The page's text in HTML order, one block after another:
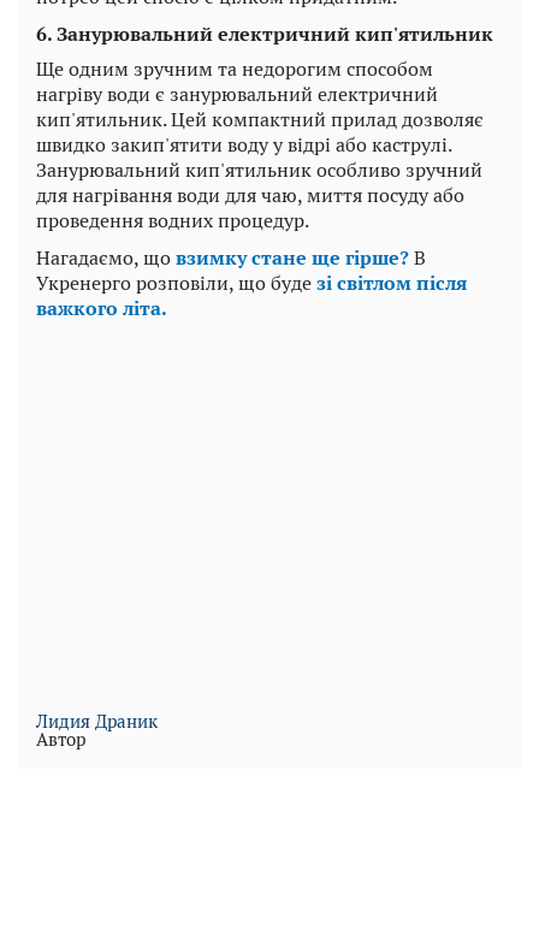
6. Занурювальний електричний кип'ятильник
Ще одним зручним та недорогим способом
нагріву води є занурювальний електричний
кип'ятильник. Цей компактний прилад дозволяє
швидко закип'ятити воду у відрі або каструлі.
Занурювальний кип'ятильник особливо зручний
для нагрівання води для чаю, миття посуду або
проведення водних процедур.
Нагадаємо, щовзимку стане ще гірше?В
Укренерго розповіли, що будезі світлом після
важкого літа.
Лидия Драник
Автор